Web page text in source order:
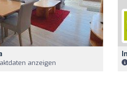
anzeigen